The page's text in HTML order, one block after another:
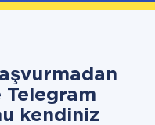
Telegram
kendiniz